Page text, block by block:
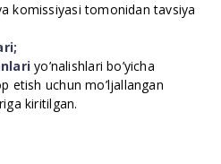
komissiyasi tomonidan tavsiya
yo’nalishlari bo’yicha
etish uchun mo’ljallangan
kiritilgan.